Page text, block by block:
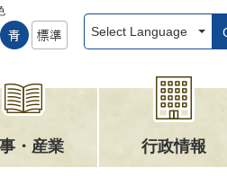
・産業 行政情報